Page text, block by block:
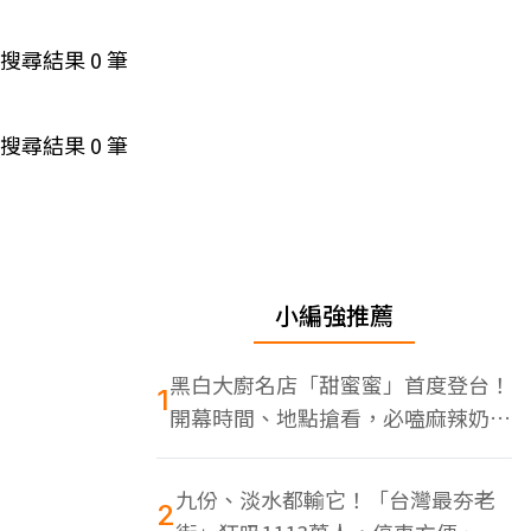
搜尋結果0筆
搜尋結果0筆
小編強推薦
1黑白大廚名店「甜蜜蜜」首度登台！
開幕時間、地點搶看，必嗑麻辣奶油
蝦
2九份、淡水都輸它！「台灣最夯老